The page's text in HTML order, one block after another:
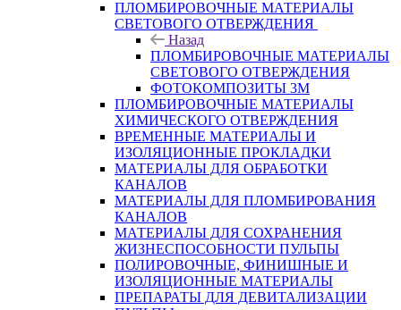
ПЛОМБИРОВОЧНЫЕ МАТЕРИАЛЫ
СВЕТОВОГО ОТВЕРЖДЕНИЯ
Назад
ПЛОМБИРОВОЧНЫЕ МАТЕРИАЛЫ
СВЕТОВОГО ОТВЕРЖДЕНИЯ
ФОТОКОМПОЗИТЫ 3М
ПЛОМБИРОВОЧНЫЕ МАТЕРИАЛЫ
ХИМИЧЕСКОГО ОТВЕРЖДЕНИЯ
ВРЕМЕННЫЕ МАТЕРИАЛЫ И
ИЗОЛЯЦИОННЫЕ ПРОКЛАДКИ
МАТЕРИАЛЫ ДЛЯ ОБРАБОТКИ
КАНАЛОВ
МАТЕРИАЛЫ ДЛЯ ПЛОМБИРОВАНИЯ
КАНАЛОВ
МАТЕРИАЛЫ ДЛЯ СОХРАНЕНИЯ
ЖИЗНЕСПОСОБНОСТИ ПУЛЬПЫ
ПОЛИРОВОЧНЫЕ, ФИНИШНЫЕ И
ИЗОЛЯЦИОННЫЕ МАТЕРИАЛЫ
ПРЕПАРАТЫ ДЛЯ ДЕВИТАЛИЗАЦИИ